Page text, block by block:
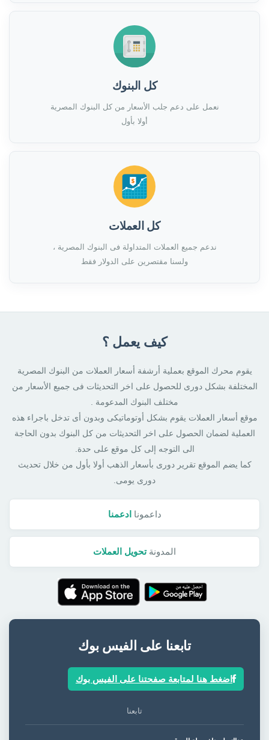
كل البنوك
نعمل على دعم جلب الأسعار من كل البنوك المصرية
أولا بأول
كل العملات
ندعم جميع العملات المتداولة فى البنوك المصرية ،
ولسنا مقتصرين على الدولار فقط
كيف يعمل ؟
يقوم محرك الموقع بعملية أرشفة أسعار العملات من البنوك المصرية
المختلفة بشكل دورى للحصول على اخر التحديثات فى جميع الأسعار من
مختلف البنوك المدعومة .
موقع أسعار العملات يقوم بشكل أوتوماتيكى وبدون أى تدخل باجراء هذه
العملية لضمان الحصول على اخر التحديثات من كل البنوك بدون الحاجة
الى التوجه إلى كل موقع على حدة.
كما يضم الموقع تقرير دورى بأسعار الذهب أولا بأول من خلال تحديث
دورى يومى.
داعمونا ادعمنا
المدونةتحويل العملات
تابعنا على الفيس بوك
اضغط هنا لمتابعة صفحتنا على الفيس بوك
تابعنا